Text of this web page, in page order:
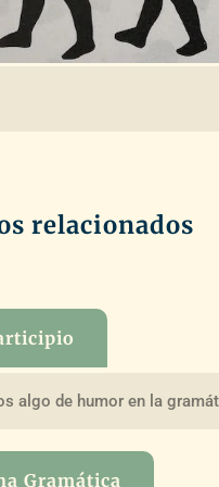
relacionados
algo de humor en la
Gramática